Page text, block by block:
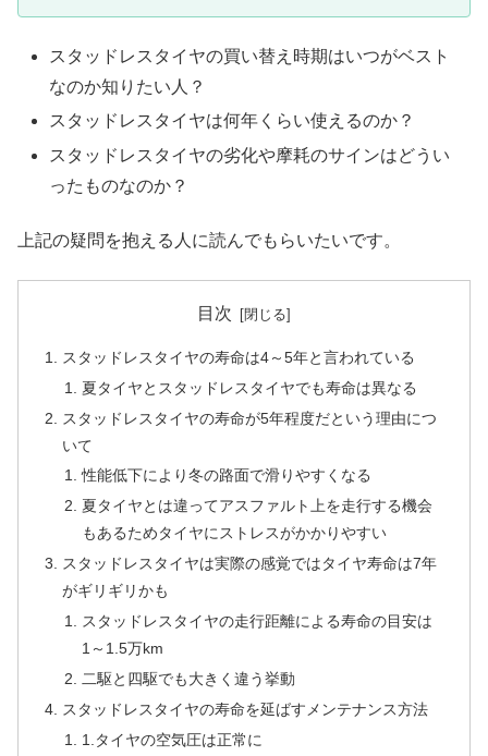
スタッドレスタイヤの買い替え時期はいつがベスト
なのか知りたい人？
スタッドレスタイヤは何年くらい使えるのか？
スタッドレスタイヤの劣化や摩耗のサインはどうい
ったものなのか？
上記の疑問を抱える人に読んでもらいたいです。
目次
スタッドレスタイヤの寿命は4～5年と言われている
夏タイヤとスタッドレスタイヤでも寿命は異なる
スタッドレスタイヤの寿命が5年程度だという理由につ
いて
性能低下により冬の路面で滑りやすくなる
夏タイヤとは違ってアスファルト上を走行する機会
もあるためタイヤにストレスがかかりやすい
スタッドレスタイヤは実際の感覚ではタイヤ寿命は7年
がギリギリかも
スタッドレスタイヤの走行距離による寿命の目安は
1～1.5万km
二駆と四駆でも大きく違う挙動
スタッドレスタイヤの寿命を延ばすメンテナンス方法
1.タイヤの空気圧は正常に